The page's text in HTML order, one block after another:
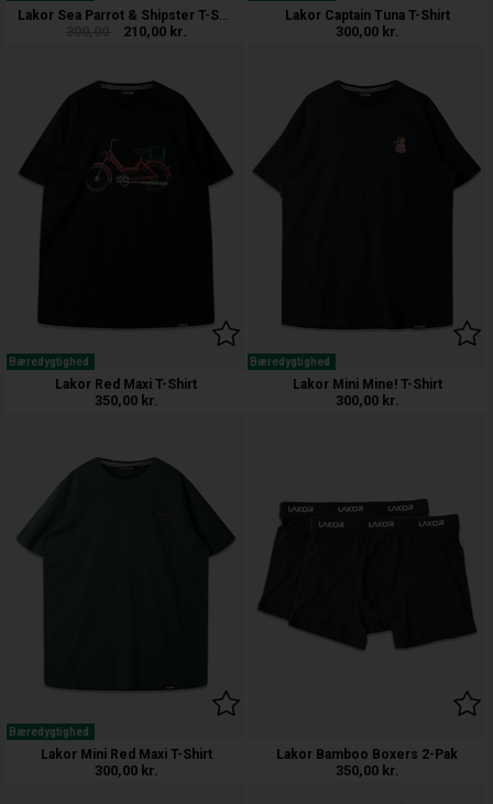
210,00 kr.
Lakor Captain Tuna T-Shirt
300,00 kr.
Bæredygtighed
Lakor Red Maxi T-Shirt
350,00 kr.
Bæredygtighed
Lakor Mini Mine! T-Shirt
300,00 kr.
Bæredygtighed
Lakor Mini Red Maxi T-Shirt
300,00 kr.
Lakor Bamboo Boxers 2-Pak
350,00 kr.